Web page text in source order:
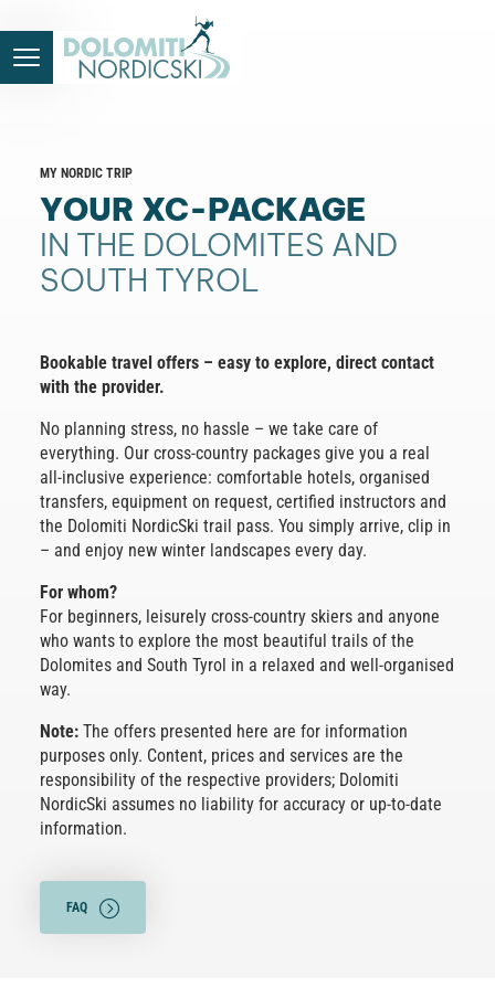
MY NORDIC TRIP
YOUR XC-PACKAGE
IN THE DOLOMITES AND
SOUTH TYROL
Bookable travel offers – easy to explore, direct contact
with the provider.
No planning stress, no hassle – we take care of
everything. Our cross-country packages give you a real
all-inclusive experience: comfortable hotels, organised
transfers, equipment on request, certified instructors and
the Dolomiti NordicSki trail pass. You simply arrive, clip in
– and enjoy new winter landscapes every day.
For whom?
For beginners, leisurely cross-country skiers and anyone
who wants to explore the most beautiful trails of the
Dolomites and South Tyrol in a relaxed and well-organised
way.
Note: The offers presented here are for information
purposes only. Content, prices and services are the
responsibility of the respective providers; Dolomiti
NordicSki assumes no liability for accuracy or up-to-date
information.
FAQ